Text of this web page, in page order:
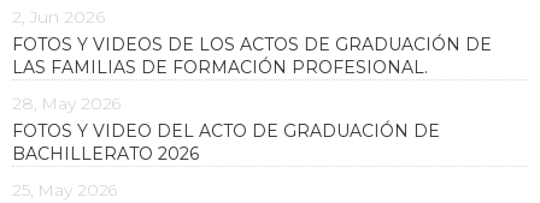
2, Jun 2026
FOTOS Y VIDEOS DE LOS ACTOS DE GRADUACIÓN DE
LAS FAMILIAS DE FORMACIÓN PROFESIONAL.
28, May 2026
FOTOS Y VIDEO DEL ACTO DE GRADUACIÓN DE
BACHILLERATO 2026
25, May 2026